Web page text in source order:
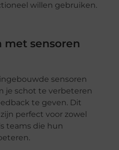
willen gebruiken.
met sensoren
sensoren
je schot te verbeteren
te geven. Dit
perfect voor zowel
teams die hun